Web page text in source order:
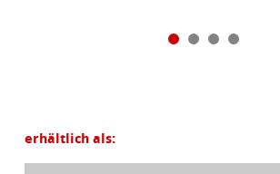
erhältlich als: